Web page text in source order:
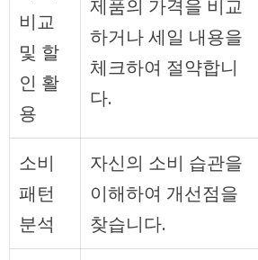
비교
및 할
인 활
용
제품의 가격을 비교
하거나 세일 내용을
체크하여 절약합니
다.
소비
패턴
분석
자신의 소비 습관을
이해하여 개선점을
찾습니다.